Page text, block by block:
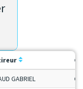
GABRIEL